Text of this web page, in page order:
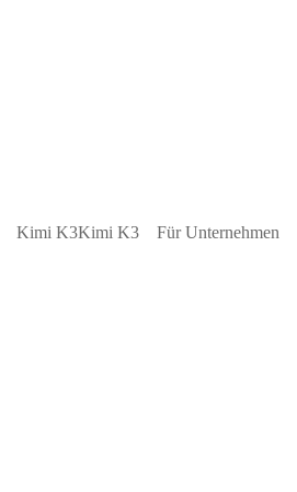
Kimi K3Kimi K3 Für Unternehmen